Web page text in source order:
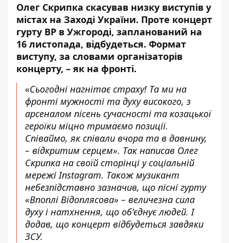
Олег Скрипка скасував низку виступів у
містах на Заході України. Проте концерт
гурту ВР в Ужгороді, запланований на
16 листопада, відбудеться. Формат
виступу, за словами організаторів
концерту, – як на фронті.
«Сьогодні нагнітає страху! Та ми на
фронті мужності та духу високого, з
арсеналом пісень сучасності та козацької
героїки міцно тримаємо позиції.
Співаймо, як співали вчора та в давнину,
– відкритим серцем». Так написав Олег
Скрипка на своїй сторінці у соціальній
мережі Instagram. Також музикант
небезпідставно зазначив, що пісні гурту
«Впоплі Відоплясова» – величезна сила
духу і натхнення, що об'єднує людей. І
додав, що концерт відбудеться завдяки
ЗСУ.